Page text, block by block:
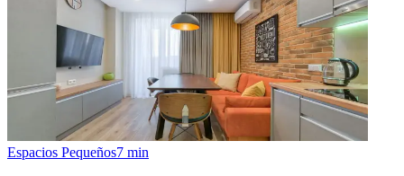
Espacios Pequeños7 min